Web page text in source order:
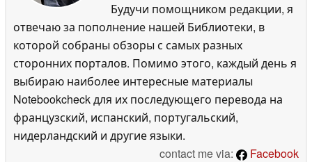
Будучи помощником редакции, я
отвечаю за пополнение нашей Библиотеки, в
которой собраны обзоры с самых разных
сторонних порталов. Помимо этого, каждый день я
выбираю наиболее интересные материалы
Notebookcheck для их последующего перевода на
французский, испанский, португальский,
нидерландский и другие языки.
contact me via:
Facebook